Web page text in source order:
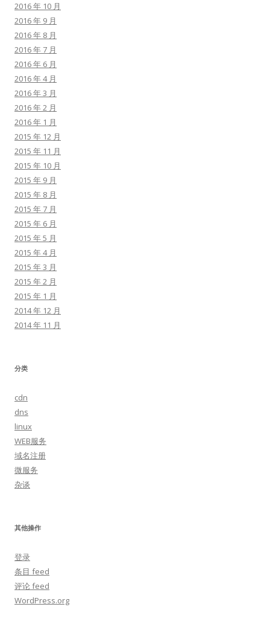
2016 年 10 月
2016 年 9 月
2016 年 8 月
2016 年 7 月
2016 年 6 月
2016 年 4 月
2016 年 3 月
2016 年 2 月
2016 年 1 月
2015 年 12 月
2015 年 11 月
2015 年 10 月
2015 年 9 月
2015 年 8 月
2015 年 7 月
2015 年 6 月
2015 年 5 月
2015 年 4 月
2015 年 3 月
2015 年 2 月
2015 年 1 月
2014 年 12 月
2014 年 11 月
分类
cdn
dns
linux
WEB服务
域名注册
微服务
杂谈
其他操作
登录
条目 feed
评论 feed
WordPress.org